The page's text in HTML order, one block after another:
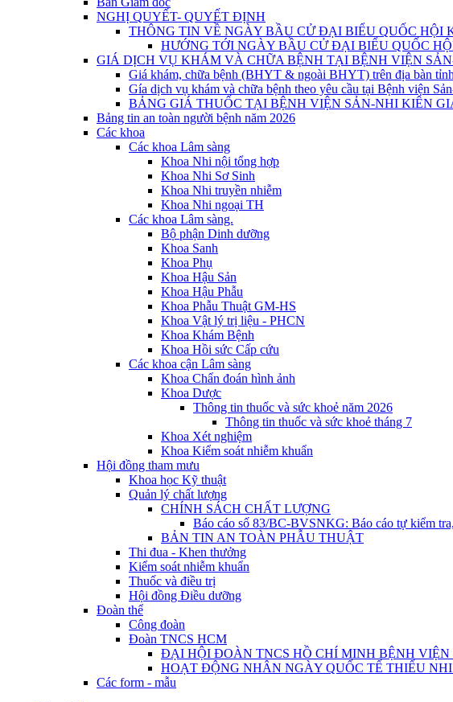
NGHỊ QUYẾT- QUYẾT ĐỊNH
THÔNG TIN VỀ NGÀY BẦU CỬ ĐẠI BIỂU QUỐC HỘI
HƯỚNG TỚI NGÀY BẦU CỬ ĐẠI BIỂU QUỐC
GIÁ DỊCH VỤ KHÁM VÀ CHỮA BỆNH TẠI BỆNH VIỆN
Giá khám, chữa bệnh (BHYT & ngoài BHYT) trên địa bàn
Gía dịch vụ khám và chữa bệnh theo yêu cầu tại Bệnh viện
BẢNG GIÁ THUỐC TẠI BỆNH VIỆN SẢN-NHI KIÊN
Bảng tin an toàn người bệnh năm 2026
Các khoa
Các khoa Lâm sàng
Khoa Nhi nội tổng hợp
Khoa Nhi Sơ Sinh
Khoa Nhi truyền nhiễm
Khoa Nhi ngoại TH
Các khoa Lâm sàng.
Bộ phận Dinh dưỡng
Khoa Sanh
Khoa Phụ
Khoa Hậu Sản
Khoa Hậu Phẫu
Khoa Phẫu Thuật GM-HS
Khoa Vật lý trị liệu - PHCN
Khoa Khám Bệnh
Khoa Hồi sức Cấp cứu
Các khoa cận Lâm sàng
Khoa Chẩn đoán hình ảnh
Khoa Dược
Thông tin thuốc và sức khoẻ năm 2026
Thông tin thuốc và sức khoẻ tháng 7
Khoa Xét nghiệm
Khoa Kiểm soát nhiễm khuẩn
Hội đồng tham mưu
Khoa học Kỹ thuật
Quản lý chất lượng
CHÍNH SÁCH CHẤT LƯỢNG
Báo cáo số 83/BC-BVSNKG: Báo cáo tự kiểm
BẢN TIN AN TOÀN PHẪU THUẬT
Thi đua - Khen thưởng
Kiểm soát nhiễm khuẩn
Thuốc và điều trị
Hội đồng Điều dưỡng
Đoàn thể
Công đoàn
Đoàn TNCS HCM
ĐẠI HỘI ĐOÀN TNCS HỒ CHÍ MINH BỆNH
HOẠT ĐỘNG NHÂN NGÀY QUỐC TẾ THIẾU
Các form - mẫu